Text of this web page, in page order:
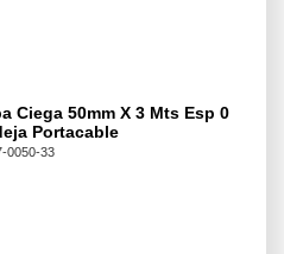
Ciega 50mm X 3 Mts Esp 0
Portacable
0050-33